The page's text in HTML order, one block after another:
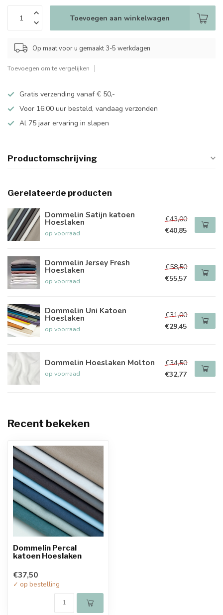
Toevoegen aan winkelwagen
Op maat voor u gemaakt 3-5 werkdagen
Toevoegen om te vergelijken
Gratis verzending vanaf € 50,-
Voor 16:00 uur besteld, vandaag verzonden
Al 75 jaar ervaring in slapen
Productomschrijving
Gerelateerde producten
Dommelin Satijn katoen
Hoeslaken
op voorraad
€43,00
€40,85
Dommelin Jersey Fresh
Hoeslaken
op voorraad
€58,50
€55,57
Dommelin Uni Katoen
Hoeslaken
op voorraad
€31,00
€29,45
Dommelin Hoeslaken Molton
op voorraad
€34,50
€32,77
Recent bekeken
Dommelin Percal
katoen Hoeslaken
€37,50
✓ op bestelling